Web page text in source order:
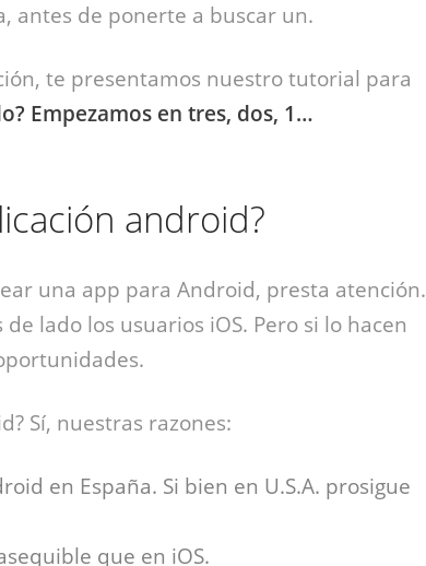
antes de ponerte a buscar un.
te presentamos nuestro tutorial para
Empezamos en tres, dos, 1…
android?
una app para Android, presta atención.
lado los usuarios iOS. Pero si lo hacen
Sí, nuestras razones:
en España. Si bien en U.S.A. prosigue
que en iOS.